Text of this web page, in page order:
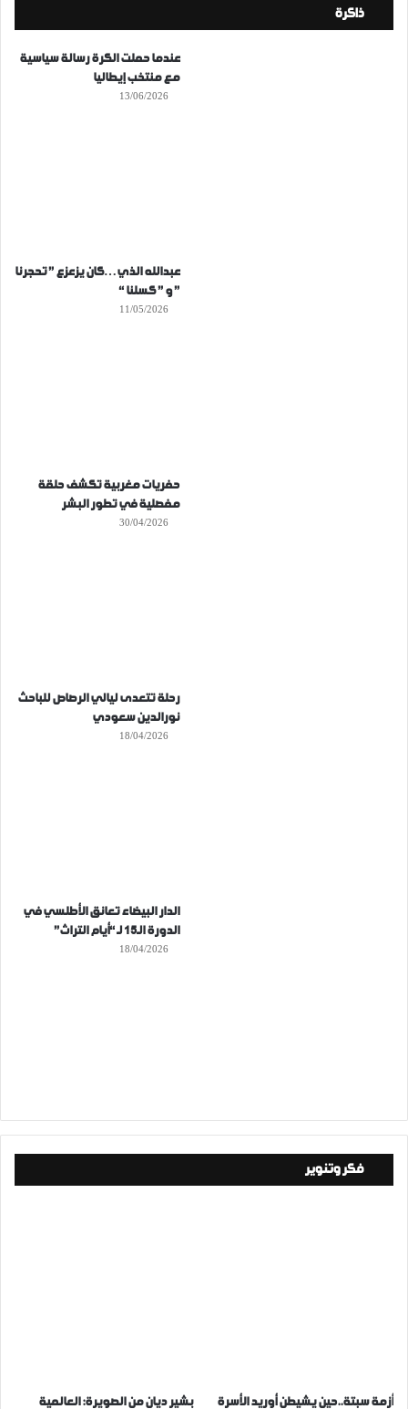
ذاكرة
عندما حملت الكرة رسالة سياسية
مع منتخب إيطاليا
13/06/2026
عبدالله الذي…كان يزعزع ” تحجرنا
” و ” كسلنا “
11/05/2026
حفريات مغربية تكشف حلقة
مفصلية في تطور البشر
30/04/2026
رحلة تتعدى ليالي الرصاص للباحث
نورالدين سعودي
18/04/2026
الدار البيضاء تعانق الأطلسي في
الدورة الـ15 لـ “أيام التراث”
18/04/2026
فكر وتنوير
أزمة سبتة..حين يشيطن أوريد الأسرة بشير ديان من الصويرة: العالمية